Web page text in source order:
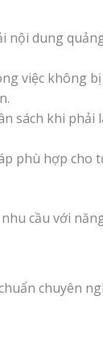
nội dung
việc không
sách khi phải
phù hợp cho
chuyên